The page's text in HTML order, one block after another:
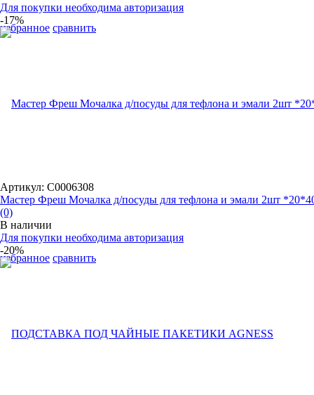
избранное сравнить
Для покупки необходима авторизация
-17%
избранное сравнить
Артикул: С0006308
Мастер Фреш Мочалка д/посуды для тефлона и эмали 2шт
(0)
В наличии
Для покупки необходима авторизация
-20%